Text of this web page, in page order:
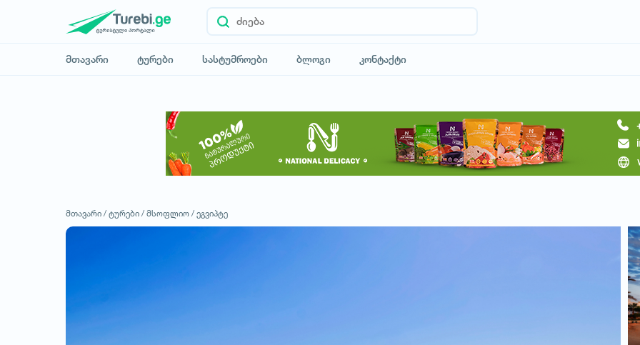
მთავარი ტურები სასტუმროები ბლოგი კონტაქტი
მოითხოვე ტური
მთავარი / ტურები / მსოფლიო / ეგვიპტე